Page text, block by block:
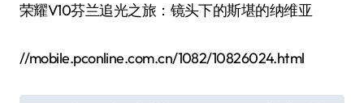
荣耀V10芬兰追光之旅：镜头下的斯堪的纳维亚
//mobile.pconline.com.cn/1082/10826024.html